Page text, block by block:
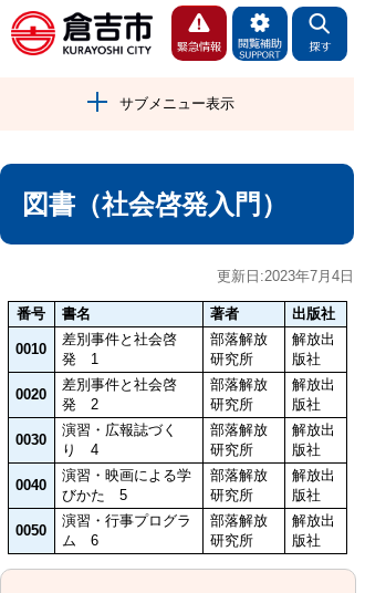
サブメニュー表示
図書（社会啓発入門）
更新日:2023年7月4日
番号 書名 著者 出版社
0010
差別事件と社会啓
発 1
部落解放
研究所
解放出
版社
0020
差別事件と社会啓
発 2
部落解放
研究所
解放出
版社
0030
演習・広報誌づく
り 4
部落解放
研究所
解放出
版社
0040
演習・映画による学
びかた 5
部落解放
研究所
解放出
版社
0050
演習・行事プログラ
ム 6
部落解放
研究所
解放出
版社